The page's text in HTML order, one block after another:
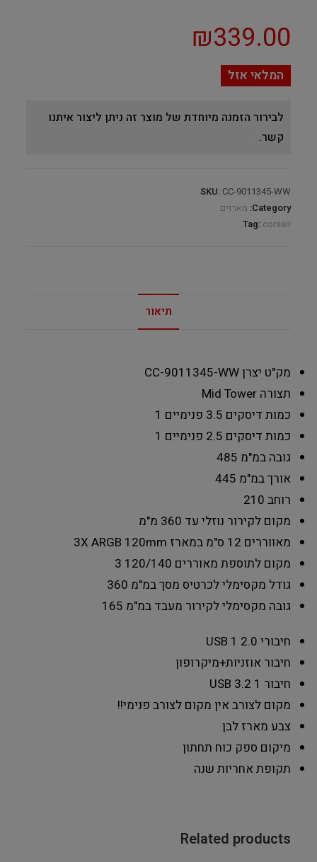
₪339.00
המלאי אזל
לבירור הזמנה מיוחדת של מוצר זה ניתן ליצור איתנו
קשר.
SKU: CC-9011345-WW
Category: מארזים
Tag: corsair
תיאור
מק"ט יצרןCC-9011345-WW
תצורהMid Tower
כמות דיסקים 3.5 פנימיים
1
כמות דיסקים 2.5 פנימיים
1
גובה במ"מ 485
אורך במ"מ 445
רוחב 210
מקום לקירור נוזלי עד 360 מ"מ
מאווררים 12 ס"מ במארז
3X ARGB 120mm
מקום לתוספת מאוררים 120/140
3
גודל מקסימלי לכרטיס מסך במ"מ 360
גובה מקסימלי לקירור מעבד במ"מ 165
חיבורי 2.0 USB
1
חיבוראוזניות+מיקרופון
חיבור USB 3.2 1
מקום לצורבאין מקום לצורב פנימי!!
צבע מארזלבן
מיקום ספק כוח תחתון
תקופת אחריות שנה
Related products